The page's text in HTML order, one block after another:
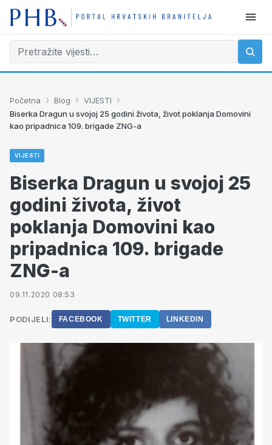
Početna › Blog › VIJESTI ›
Biserka Dragun u svojoj 25 godini života, život poklanja Domovini
kao pripadnica 109. brigade ZNG-a
VIJESTI
Biserka Dragun u svojoj 25
godini života, život
poklanja Domovini kao
pripadnica 109. brigade
ZNG-a
09.11.2020 08:53
PODIJELI: FACEBOOK TWITTER LINKEDIN